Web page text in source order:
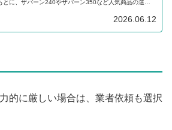
とに、ザバーン240やザバーン350など人気商品の選び
2026.06.12
的に厳しい場合は、業者依頼も選択